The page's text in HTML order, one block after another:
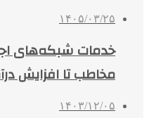
۱۴۰۵/۰۳/۲۵
مخاطب تا افزایش
۱۴۰۳/۱۲/۰۵